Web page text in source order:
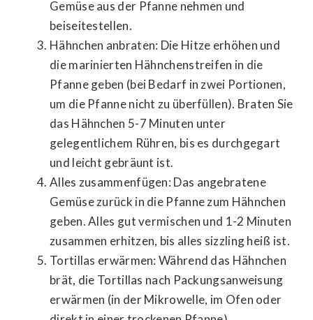
Gemüse aus der Pfanne nehmen und
beiseitestellen.
Hähnchen anbraten: Die Hitze erhöhen und
die marinierten Hähnchenstreifen in die
Pfanne geben (bei Bedarf in zwei Portionen,
um die Pfanne nicht zu überfüllen). Braten Sie
das Hähnchen 5-7 Minuten unter
gelegentlichem Rühren, bis es durchgegart
und leicht gebräunt ist.
Alles zusammenfügen: Das angebratene
Gemüse zurück in die Pfanne zum Hähnchen
geben. Alles gut vermischen und 1-2 Minuten
zusammen erhitzen, bis alles sizzling heiß ist.
Tortillas erwärmen: Während das Hähnchen
brät, die Tortillas nach Packungsanweisung
erwärmen (in der Mikrowelle, im Ofen oder